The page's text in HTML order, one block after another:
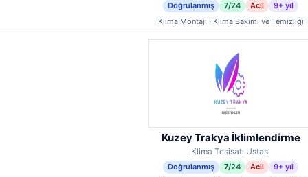
Doğrulanmış 7/24 Acil
9+ yıl
Klima Montajı · Klima Bakımı ve Temizliği
Kuzey Trakya İklimlendirme
Klima Tesisatı Ustası
Doğrulanmış 7/24 Acil
9+ yıl